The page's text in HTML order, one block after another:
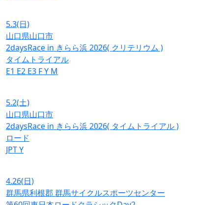
5.3(日)
山口県山口市
2daysRace in きらら浜 2026( クリテリウム )
タイムトライアル
E1 E2 E3 FY M
5.2(土)
山口県山口市
2daysRace in きらら浜 2026( タイムトライアル )
ロード
JPTY
4.26(日)
群馬県利根郡 群馬サイクルスポーツセンター